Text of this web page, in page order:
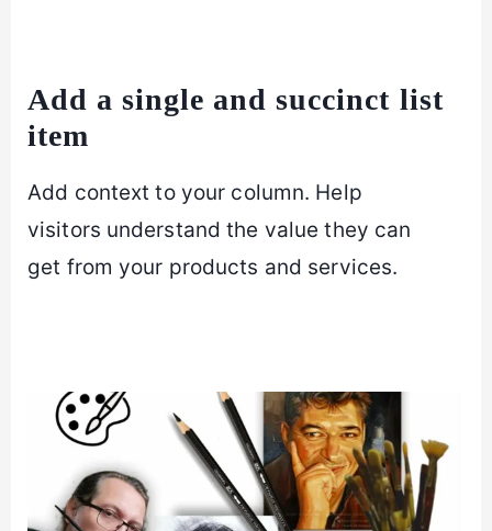
Add a single and succinct list
item
Add context to your column. Help
visitors understand the value they can
get from your products and services.